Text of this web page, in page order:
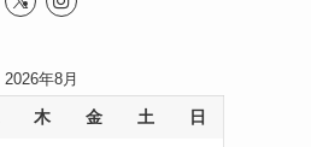
2026年8月
木 金 土 日